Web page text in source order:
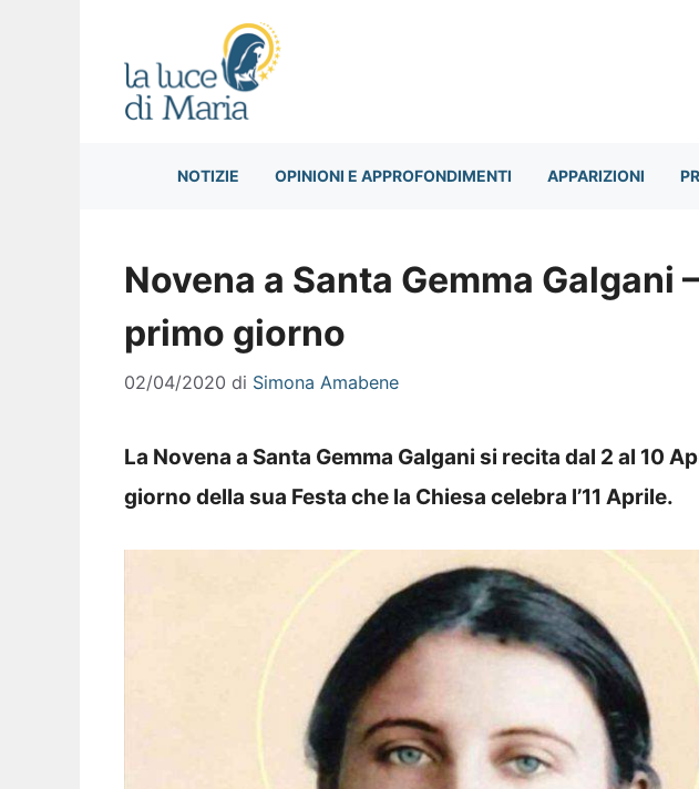
NOTIZIE OPINIONI E APPROFONDIMENTI APPARIZIONI
Novena a Santa Gemma Galgani
primo giorno
02/04/2020 di Simona Amabene
La Novena a Santa Gemma Galgani si recita dal 2 al 10
giorno della sua Festa che la Chiesa celebra l’11 Aprile.